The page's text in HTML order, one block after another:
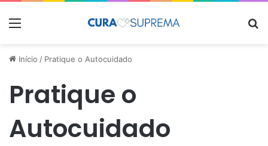
Menu
Início / Pratique o Autocuidado
Pratique o
Autocuidado